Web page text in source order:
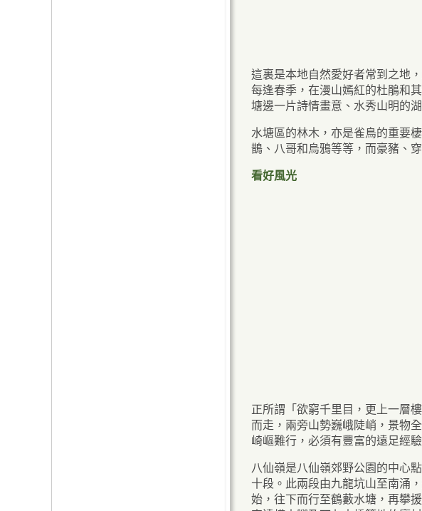
這裏是本地自然愛好者常到之地
每逢春季，在漫山嫣紅的杜鵑和
塘邊一片詩情畫意、水秀山明的
水塘區的林木，亦是雀鳥的重要
鵲、八哥和烏鴉等等，而豪豬、
看好風光
正所謂「欲窮千里目，更上一層
而走，兩旁山勢巍峨陡峭，景物
崎嶇難行，必須有豐富的遠足經
八仙嶺是八仙嶺郊野公園的中心
十段。此兩段由九龍坑山至南涌
始，往下而行至鶴藪水塘，再攀